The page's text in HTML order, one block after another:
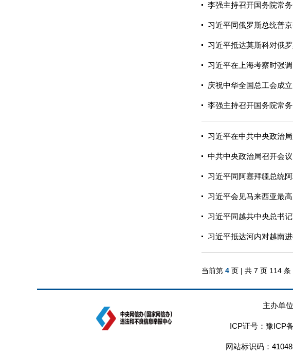
李强主持召开国务院常
习近平同俄罗斯总统普
习近平抵达莫斯科对俄
习近平在上海考察时强
庆祝中华全国总工会成
李强主持召开国务院常
习近平在中共中央政治
中共中央政治局召开会
习近平同阿塞拜疆总统
习近平会见马来西亚最
习近平同越共中央总书
习近平抵达河内对越南
当前第 4 页 | 共 7 页 114 条
主办单
ICP证号： 豫ICP
网站标识码：